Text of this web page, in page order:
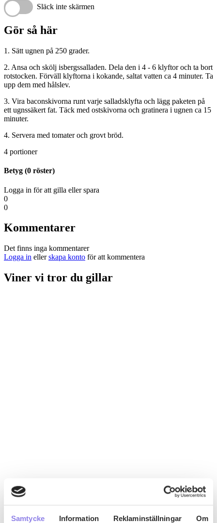
Samtycke Information Reklaminställningar Om
Släck inte skärmen
Gör så här
1. Sätt ugnen på 250 grader.
2. Ansa och skölj isbergssalladen. Dela den i 4 - 6 klyftor och ta bort
rotstocken. Förväll klyftorna i kokande, saltat vatten ca 4 minuter. Ta
upp dem med hålslev.
3. Vira baconskivorna runt varje salladsklyfta och lägg paketen på
ett ugnssäkert fat. Täck med ostskivorna och gratinera i ugnen ca 15
minuter.
4. Servera med tomater och grovt bröd.
4 portioner
Betyg (0 röster)
Logga in för att gilla eller spara
0
0
Kommentarer
Det finns inga kommentarer
Logga in ellerskapa konto för att kommentera
Viner vi tror du gillar